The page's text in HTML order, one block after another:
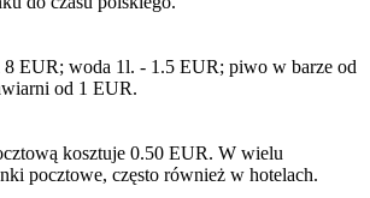
EUR; woda 1l. - 1.5 EUR; piwo w barze od
od 1 EUR.
kosztuje 0.50 EUR. W wielu
pocztowe, często również w hotelach.